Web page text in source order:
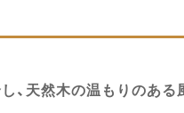
天然木の温もりのある